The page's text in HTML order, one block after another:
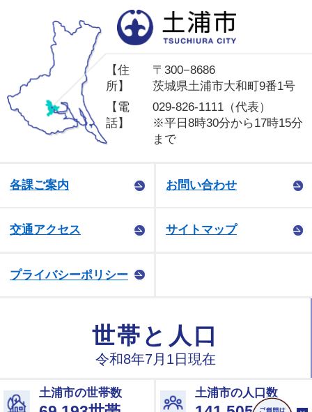
【住
所】
〒300−8686
茨城県土浦市大和町9番1号
【電
話】
029-826-1111（代表）
※平日8時30分から17時15分
まで
各課ご案内 お問い合わせ
交通アクセス サイトマップ
プライバシーポリシー